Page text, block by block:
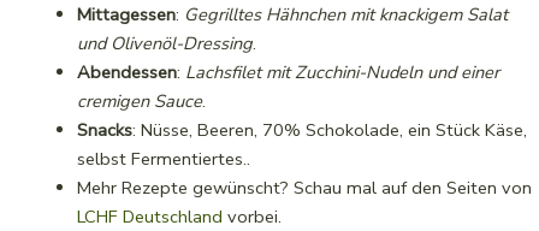
Mittagessen: Gegrilltes Hähnchen mit knackigem Salat
und Olivenöl-Dressing.
Abendessen: Lachsfilet mit Zucchini-Nudeln und einer
cremigen Sauce.
Snacks: Nüsse, Beeren, 70% Schokolade, ein Stück Käse,
selbst Fermentiertes..
Mehr Rezepte gewünscht? Schau mal auf den Seiten von
LCHF Deutschland vorbei.